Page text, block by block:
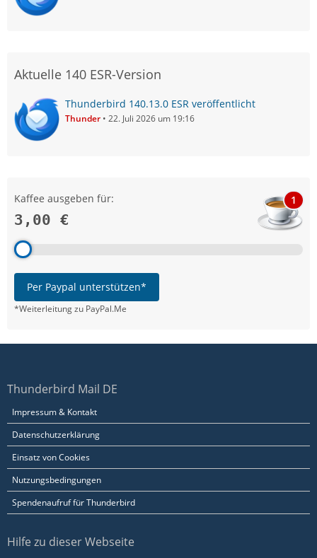
Aktuelle 140 ESR-Version
Thunderbird 140.13.0 ESR veröffentlicht
Thunder 22. Juli 2026 um 19:16
Kaffee ausgeben für:
3,00 €
1
Per Paypal unterstützen*
*Weiterleitung zu PayPal.Me
Thunderbird Mail DE
Impressum & Kontakt
Datenschutzerklärung
Einsatz von Cookies
Nutzungsbedingungen
Spendenaufruf für Thunderbird
Hilfe zu dieser Webseite